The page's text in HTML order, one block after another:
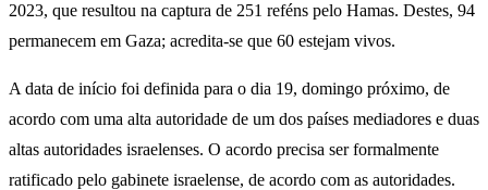
2023, que resultou na captura de 251 reféns pelo Hamas. Destes, 94
permanecem em Gaza; acredita-se que 60 estejam vivos.
A data de início foi definida para o dia 19, domingo próximo, de
acordo com uma alta autoridade de um dos países mediadores e duas
altas autoridades israelenses. O acordo precisa ser formalmente
ratificado pelo gabinete israelense, de acordo com as autoridades.